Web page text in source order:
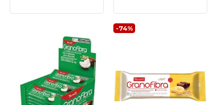
Brownie De Chocolate
24X20Gr Granofibra -
Display C/24 Un
COMPRAR
COMPARAR
-74%